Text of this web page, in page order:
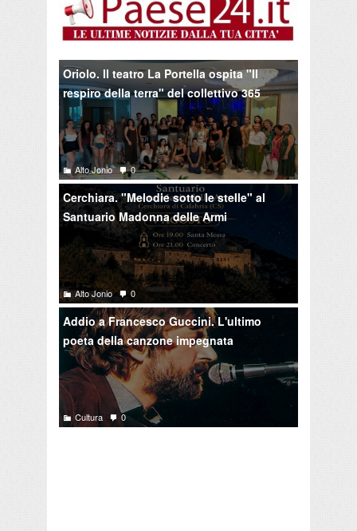
Oriolo. Il teatro La Portella ospita "Il
respiro della terra" del collettivo 365
Alto Jonio 0
Cerchiara. "Melodie sotto le stelle" al
Santuario Madonna delle Armi
Alto Jonio 0
Addio a Francesco Guccini. L'ultimo
poeta della canzone impegnata
Cultura 0